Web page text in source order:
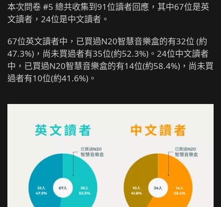
本次問卷 #5 總共收集到91位讀者回應，其中67位是英
文讀者，24位是中文讀者。
67位英文讀者中，已買過N20智慧音樂盒的有32位 (約
47.3%)，尚未買過者有35位(約52.3%)。24位中文讀者
中，已買過N20智慧音樂盒的有14位(約58.4%)，尚未買
過者有10位(約41.6%)。